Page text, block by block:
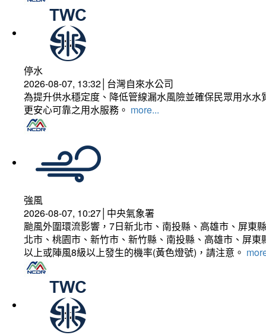
停水
2026-08-07, 13:32│台灣自來水公司
為提升供水穩定度、降低管線漏水風險並確保民眾用水
更安心可靠之用水服務。 more...
強風
2026-08-07, 10:27│中央氣象署
颱風外圍環流影響，7日新北市、南投縣、高雄市、屏東
北市、桃園市、新竹市、新竹縣、南投縣、高雄市、屏
以上或陣風8級以上發生的機率(黃色燈號)，請注意。